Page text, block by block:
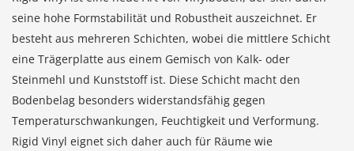
seine hohe Formstabilität und Robustheit auszeichnet. Er
besteht aus mehreren Schichten, wobei die mittlere Schicht
eine Trägerplatte aus einem Gemisch von Kalk- oder
Steinmehl und Kunststoff ist. Diese Schicht macht den
Bodenbelag besonders widerstandsfähig gegen
Temperaturschwankungen, Feuchtigkeit und Verformung.
Rigid Vinyl eignet sich daher auch für Räume wie